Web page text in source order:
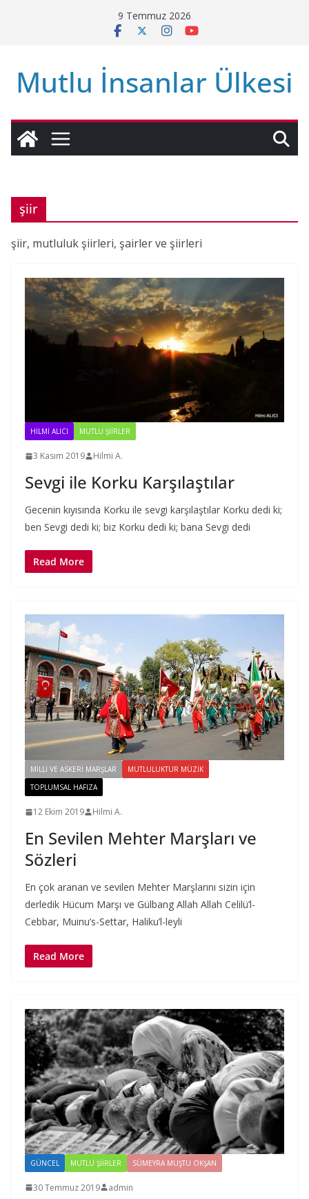
9 Temmuz 2026
Mutlu İnsanlar Ülkesi
şiir
şiir, mutluluk şiirleri, şairler ve şiirleri
HILMI ALICI MUTLU ŞIIRLER
3 Kasım 2019 Hilmi A.
Sevgi ile Korku Karşılaştılar
Gecenin kıyısında Korku ile sevgi karşılaştılar Korku dedi ki;
ben Sevgi dedi ki; biz Korku dedi ki; bana Sevgi dedi
Read More
MILLI VE ASKERI MARŞLAR
MUTLULUKTUR MÜZIK
TOPLUMSAL HAFIZA
12 Ekim 2019 Hilmi A.
En Sevilen Mehter Marşları ve
Sözleri
En çok aranan ve sevilen Mehter Marşlarını sizin için
derledik Hücum Marşı ve Gülbang Allah Allah Celilü’l-
Cebbar, Muinu’s-Settar, Haliku’l-leyli
Read More
GÜNCEL MUTLU ŞIIRLER SÜMEYRA MUŞTU OKŞAN
30 Temmuz 2019 admin